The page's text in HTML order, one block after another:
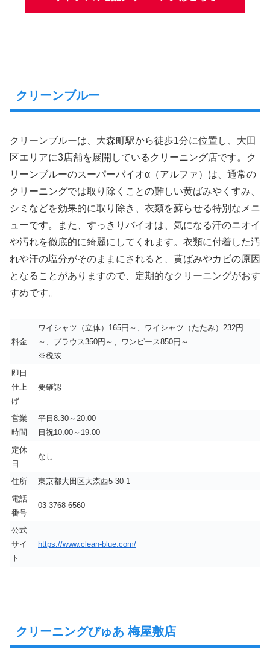
クリーンブルー
クリーンブルーは、大森町駅から徒歩1分に位置し、大田
区エリアに3店舗を展開しているクリーニング店です。ク
リーンブルーのスーパーバイオα（アルファ）は、通常の
クリーニングでは取り除くことの難しい黄ばみやくすみ、
シミなどを効果的に取り除き、衣類を蘇らせる特別なメニ
ューです。また、すっきりバイオは、気になる汗のニオイ
や汚れを徹底的に綺麗にしてくれます。衣類に付着した汚
れや汗の塩分がそのままにされると、黄ばみやカビの原因
となることがありますので、定期的なクリーニングがおす
すめです。
料金
ワイシャツ（立体）165円～、ワイシャツ（たたみ）232円
～、ブラウス350円～、ワンピース850円～
※税抜
即日
仕上
げ
要確認
営業
時間
平日8:30～20:00
日祝10:00～19:00
定休
日
なし
住所
東京都大田区大森西5-30-1
電話
番号
03-3768-6560
公式
サイ
ト
https://www.clean-blue.com/
クリーニングぴゅあ 梅屋敷店